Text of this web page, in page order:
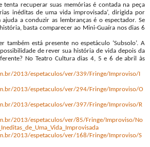
recuperar suas memórias é contada na peça
inéditas de uma vida improvisada’, dirigida por
a conduzir as lembranças é o espectador. Se
basta comparecer ao Mini-Guaíra nos dias 6
também está presente no espetáculo ‘Subsolo’. A
de rever sua história de vida depois da
No Teatro Cultura dias 4, 5 e 6 de abril às
2013/espetaculos/ver/339/Fringe/Improviso/I
2013/espetaculos/ver/294/Fringe/Improviso/O
2013/espetaculos/ver/397/Fringe/Improviso/R
2013/espetaculos/ver/85/Fringe/Improviso/No
2013/espetaculos/ver/168/Fringe/Improviso/S